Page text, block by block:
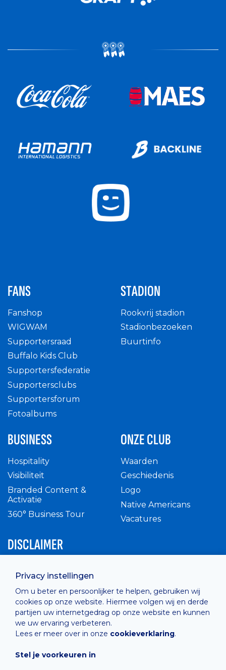
Privacy instellingen
Om u beter en persoonlijker te helpen, gebruiken wij
cookies op onze website. Hiermee volgen wij en derde
partijen uw internetgedrag op onze website en kunnen
we uw ervaring verbeteren.
Lees er meer over in onze cookieverklaring.
Stel je voorkeuren in
FANS
Fanshop
WIGWAM
Supportersraad
Buffalo Kids Club
Supportersfederatie
Supportersclubs
Supportersforum
Fotoalbums
STADION
Rookvrij stadion
Stadionbezoeken
Buurtinfo
BUSINESS
Hospitality
Visibiliteit
Branded Content &
Activatie
360° Business Tour
ONZE CLUB
Waarden
Geschiedenis
Logo
Native Americans
Vacatures
DISCLAIMER
Privacy Policy
Cashless
verkoopsvoorwaarden
Cookie Policy